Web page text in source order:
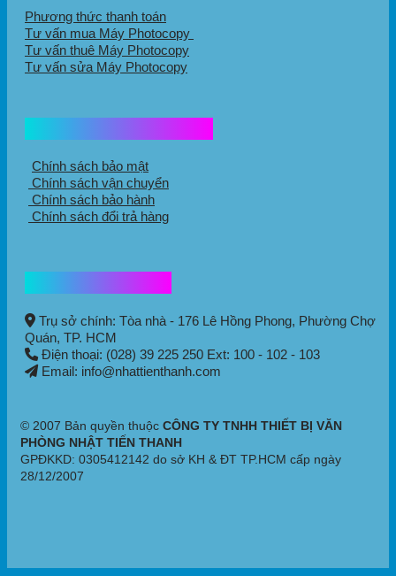
Phương thức thanh toán
Tư vấn mua Máy Photocopy
Tư vấn thuê Máy Photocopy
Tư vấn sửa Máy Photocopy
Chính sách bảo mật
Chính sách vận chuyển
Chính sách bảo hành
Chính sách đổi trả hàng
Trụ sở chính: Tòa nhà - 176 Lê Hồng Phong, Phường Chợ
Quán, TP. HCM
Điện thoại: (028) 39 225 250 Ext: 100 - 102 - 103
Email: info@nhattienthanh.com
© 2007 Bản quyền thuộc CÔNG TY TNHH THIẾT BỊ VĂN
PHÒNG NHẬT TIẾN THANH
GPĐKKD: 0305412142 do sở KH & ĐT TP.HCM cấp ngày
28/12/2007